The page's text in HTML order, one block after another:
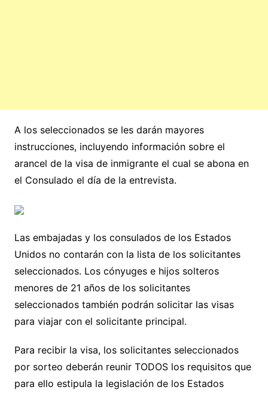
A los seleccionados se les darán mayores
instrucciones, incluyendo información sobre el
arancel de la visa de inmigrante el cual se abona en
el Consulado el día de la entrevista.
Las embajadas y los consulados de los Estados
Unidos no contarán con la lista de los solicitantes
seleccionados. Los cónyuges e hijos solteros
menores de 21 años de los solicitantes
seleccionados también podrán solicitar las visas
para viajar con el solicitante principal.
Para recibir la visa, los solicitantes seleccionados
por sorteo deberán reunir TODOS los requisitos que
para ello estipula la legislación de los Estados